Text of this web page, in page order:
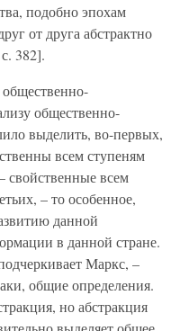
подобно эпохам
от друга абстрактно
382].
общественно-
выделить, во-первых,
всем ступеням
свойственные всем
– то особенное,
данной
в данной стране.
Маркс, –
общие определения.
но абстракция